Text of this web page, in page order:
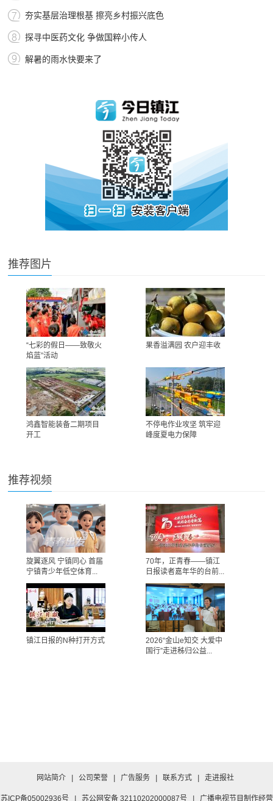
夯实基层治理根基 擦亮乡村振兴底色
探寻中医药文化 争做国粹小传人
解暑的雨水快要来了
推荐图片
“七彩的假日——致敬火
焰蓝”活动
果香溢满园 农户迎丰收
鸿鑫智能装备二期项目
开工
不停电作业攻坚 筑牢迎
峰度夏电力保障
推荐视频
旋翼逐风 宁镇同心 首届
宁镇青少年低空体育...
70年，正青春——镇江
日报读者嘉年华的台前...
镇江日报的N种打开方式
2026“金山e知交 大爱中
国行”走进秭归公益...
网站简介 公司荣誉 广告服务 联系方式 走进报社
苏ICP备05002936号 苏公网安备 32110202000087号 广播电视节目制作经营